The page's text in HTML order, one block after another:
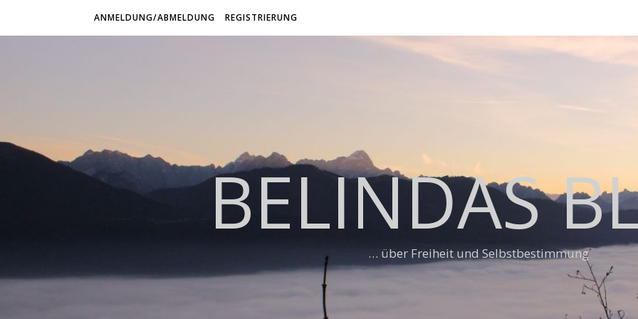
ANMELDUNG/ABMELDUNG REGISTRIERUNG
BELINDAS
… über Freiheit und Selbstbestimmung